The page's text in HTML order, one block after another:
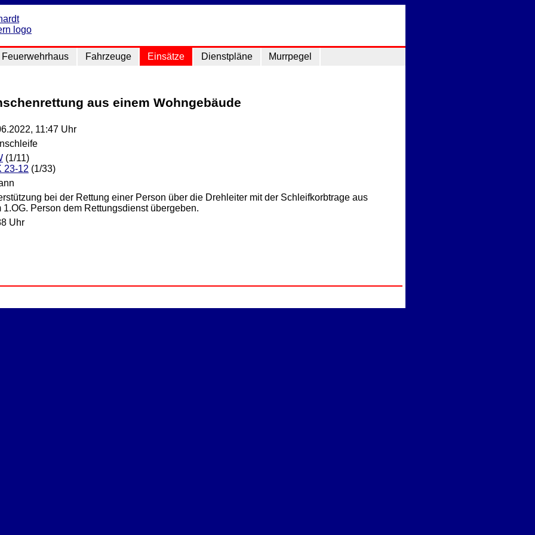
Feuerwehrhaus Fahrzeuge Einsätze Dienstpläne Murrpegel
aus einem Wohngebäude
11:47 Uhr
(1/11)
23-12 (1/33)
bei der Rettung einer Person über die Drehleiter mit der Schleifkorbtrage aus
1.OG. Person dem Rettungsdienst übergeben.
Uhr